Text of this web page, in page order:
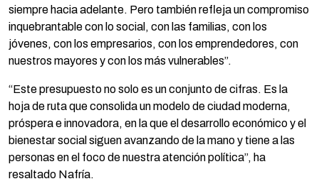
siempre hacia adelante. Pero también refleja un compromiso
inquebrantable con lo social, con las familias, con los
jóvenes, con los empresarios, con los emprendedores, con
nuestros mayores y con los más vulnerables”.
“Este presupuesto no solo es un conjunto de cifras. Es la
hoja de ruta que consolida un modelo de ciudad moderna,
próspera e innovadora, en la que el desarrollo económico y el
bienestar social siguen avanzando de la mano y tiene a las
personas en el foco de nuestra atención política”, ha
resaltado Nafría.